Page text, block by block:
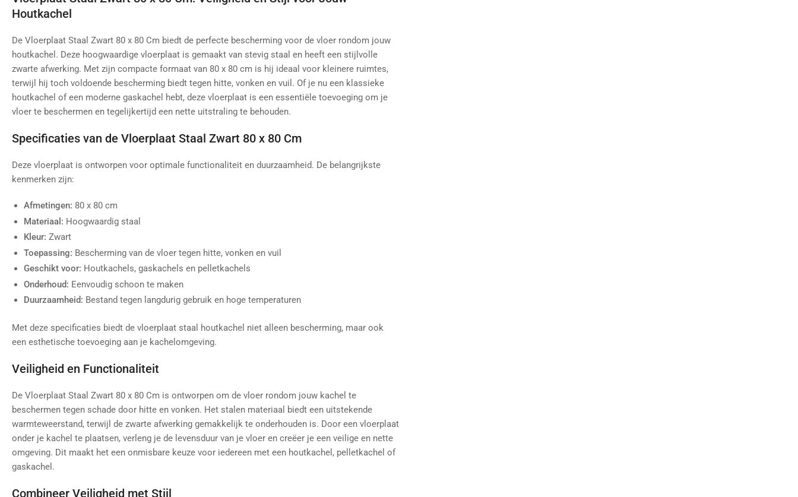
Houtkachel
De Vloerplaat Staal Zwart 80 x 80 Cm biedt de perfecte bescherming voor de vloer rondom jouw
houtkachel. Deze hoogwaardige vloerplaat is gemaakt van stevig staal en heeft een stijlvolle
zwarte afwerking. Met zijn compacte formaat van 80 x 80 cm is hij ideaal voor kleinere ruimtes,
terwijl hij toch voldoende bescherming biedt tegen hitte, vonken en vuil. Of je nu een klassieke
houtkachel of een moderne gaskachel hebt, deze vloerplaat is een essentiële toevoeging om je
vloer te beschermen en tegelijkertijd een nette uitstraling te behouden.
Specificaties van de Vloerplaat Staal Zwart 80 x 80 Cm
Deze vloerplaat is ontworpen voor optimale functionaliteit en duurzaamheid. De belangrijkste
kenmerken zijn:
Afmetingen: 80 x 80 cm
Materiaal: Hoogwaardig staal
Kleur: Zwart
Toepassing: Bescherming van de vloer tegen hitte, vonken en vuil
Geschikt voor: Houtkachels, gaskachels en pelletkachels
Onderhoud: Eenvoudig schoon te maken
Duurzaamheid: Bestand tegen langdurig gebruik en hoge temperaturen
Met deze specificaties biedt de vloerplaat staal houtkachel niet alleen bescherming, maar ook
een esthetische toevoeging aan je kachelomgeving.
Veiligheid en Functionaliteit
De Vloerplaat Staal Zwart 80 x 80 Cm is ontworpen om de vloer rondom jouw kachel te
beschermen tegen schade door hitte en vonken. Het stalen materiaal biedt een uitstekende
warmteweerstand, terwijl de zwarte afwerking gemakkelijk te onderhouden is. Door een vloerplaat
onder je kachel te plaatsen, verleng je de levensduur van je vloer en creëer je een veilige en nette
omgeving. Dit maakt het een onmisbare keuze voor iedereen met een houtkachel, pelletkachel of
gaskachel.
Combineer Veiligheid met Stijl